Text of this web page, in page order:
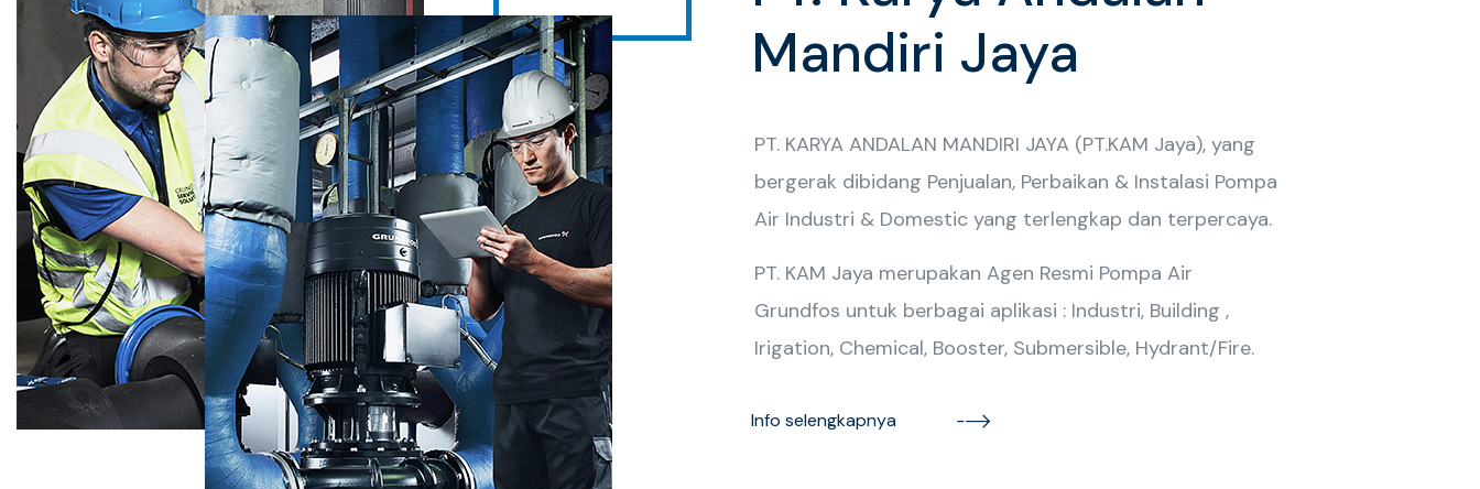
Mandiri Jaya
PT. KARYA ANDALAN MANDIRI JAYA (PT.KAM Jaya), yang
bergerak dibidang Penjualan, Perbaikan & Instalasi Pompa
Air Industri & Domestic yang terlengkap dan terpercaya.
PT. KAM Jaya merupakan Agen Resmi Pompa Air
Grundfos untuk berbagai aplikasi : Industri, Building ,
Irigation, Chemical, Booster, Submersible, Hydrant/Fire.
Info selengkapnya